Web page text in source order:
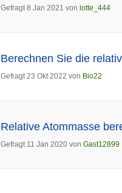
Gefragt 8 Jan 2021 von lotte_444
Berechnen Sie die
Gefragt 23 Okt 2022 von Bio22
Relative Atommasse
Gefragt 11 Jan 2020 von Gast12899